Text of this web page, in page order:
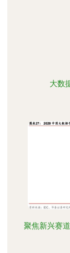
大数
聚焦新兴赛